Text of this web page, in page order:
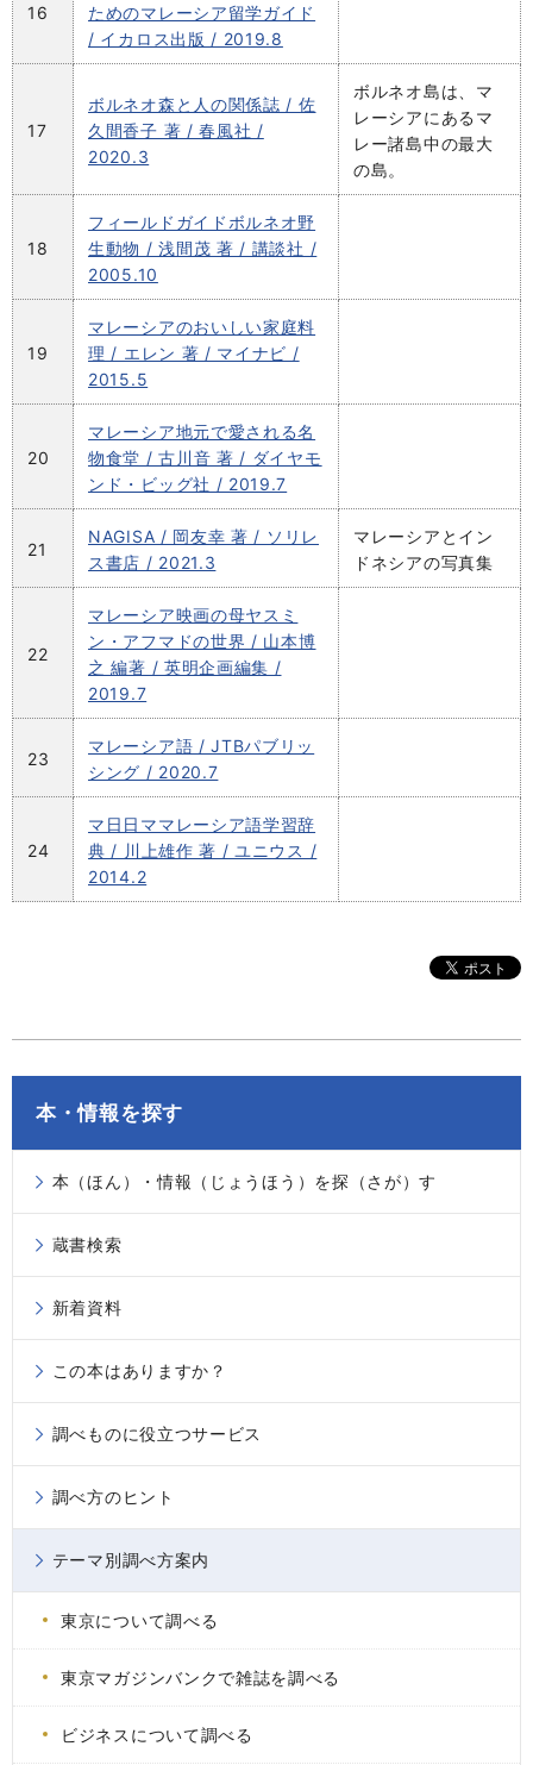
16
ためのマレーシア留学ガイド
/ イカロス出版 / 2019.8
17
ボルネオ森と人の関係誌 / 佐
久間香子 著 / 春風社 /
2020.3
ボルネオ島は、マ
レーシアにあるマ
レー諸島中の最大
の島。
18
フィールドガイドボルネオ野
生動物 / 浅間茂 著 / 講談社 /
2005.10
19
マレーシアのおいしい家庭料
理 / エレン 著 / マイナビ /
2015.5
20
マレーシア地元で愛される名
物食堂 / 古川音 著 / ダイヤモ
ンド・ビッグ社 / 2019.7
21
NAGISA / 岡友幸 著 / ソリレ
ス書店 / 2021.3
マレーシアとイン
ドネシアの写真集
22
マレーシア映画の母ヤスミ
ン・アフマドの世界 / 山本博
之 編著 / 英明企画編集 /
2019.7
23
マレーシア語 / JTBパブリッ
シング / 2020.7
24
マ日日ママレーシア語学習辞
典 / 川上雄作 著 / ユニウス /
2014.2
本・情報を探す
本（ほん）・情報（じょうほう）を探（さが）す
蔵書検索
新着資料
この本はありますか？
調べものに役立つサービス
調べ方のヒント
テーマ別調べ方案内
東京について調べる
東京マガジンバンクで雑誌を調べる
ビジネスについて調べる